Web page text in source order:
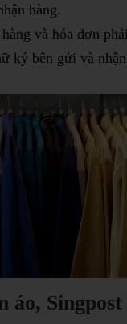
hàng.
và hóa đơn
ký bên gửi và
áo,